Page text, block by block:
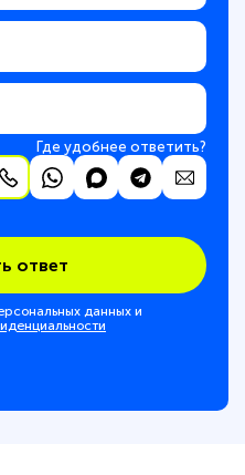
Где удобнее ответить?
ответ
данных и